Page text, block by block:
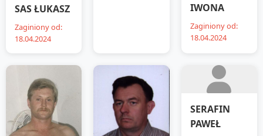
SAS ŁUKASZ
Zaginiony od:
18.04.2024
IWONA
Zaginiony od:
18.04.2024
SERAFIN
PAWEŁ